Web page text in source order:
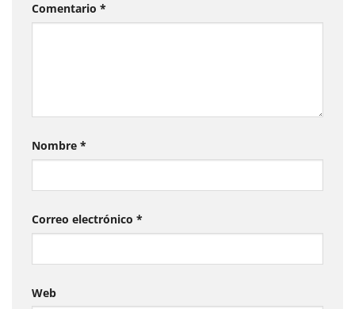
Comentario *
Nombre *
Correo electrónico *
Web